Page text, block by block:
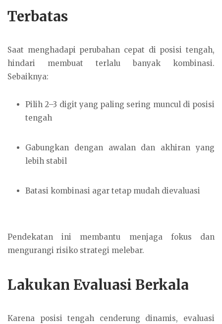
Terbatas
Saat menghadapi perubahan cepat di posisi tengah,
hindari membuat terlalu banyak kombinasi.
Sebaiknya:
Pilih 2–3 digit yang paling sering muncul di posisi
tengah
Gabungkan dengan awalan dan akhiran yang
lebih stabil
Batasi kombinasi agar tetap mudah dievaluasi
Pendekatan ini membantu menjaga fokus dan
mengurangi risiko strategi melebar.
Lakukan Evaluasi Berkala
Karena posisi tengah cenderung dinamis, evaluasi